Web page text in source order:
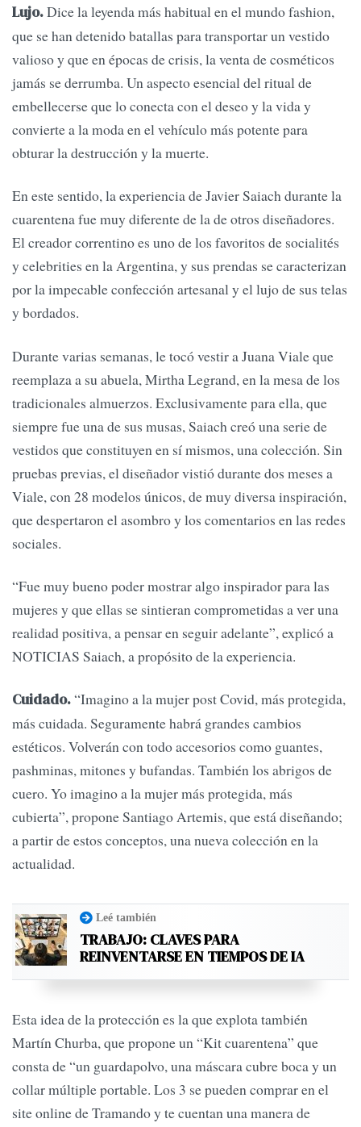
Lujo.Dice la leyenda más habitual en el mundo fashion,
que se han detenido batallas para transportar un vestido
valioso y que en épocas de crisis, la venta de cosméticos
jamás se derrumba. Un aspecto esencial del ritual de
embellecerse que lo conecta con el deseo y la vida y
convierte a la moda en el vehículo más potente para
obturar la destrucción y la muerte.
En este sentido, la experiencia de Javier Saiach durante la
cuarentena fue muy diferente de la de otros diseñadores.
El creador correntino es uno de los favoritos de socialités
y celebrities en la Argentina, y sus prendas se caracterizan
por la impecable confección artesanal y el lujo de sus telas
y bordados.
Durante varias semanas, le tocó vestir a Juana Viale que
reemplaza a su abuela, Mirtha Legrand, en la mesa de los
tradicionales almuerzos. Exclusivamente para ella, que
siempre fue una de sus musas, Saiach creó una serie de
vestidos que constituyen en sí mismos, una colección. Sin
pruebas previas, el diseñador vistió durante dos meses a
Viale, con 28 modelos únicos, de muy diversa inspiración,
que despertaron el asombro y los comentarios en las redes
sociales.
“Fue muy bueno poder mostrar algo inspirador para las
mujeres y que ellas se sintieran comprometidas a ver una
realidad positiva, a pensar en seguir adelante”, explicó a
NOTICIAS Saiach, a propósito de la experiencia.
Cuidado.“Imagino a la mujer post Covid, más protegida,
más cuidada. Seguramente habrá grandes cambios
estéticos. Volverán con todo accesorios como guantes,
pashminas, mitones y bufandas. También los abrigos de
cuero. Yo imagino a la mujer más protegida, más
cubierta”, propone Santiago Artemis, que está diseñando;
a partir de estos conceptos, una nueva colección en la
actualidad.
Leé también
TRABAJO: CLAVES PARA
REINVENTARSE EN TIEMPOS DE IA
Esta idea de la protección es la que explota también
Martín Churba, que propone un “Kit cuarentena” que
consta de “un guardapolvo, una máscara cubre boca y un
collar múltiple portable. Los 3 se pueden comprar en el
site online de Tramando y te cuentan una manera de